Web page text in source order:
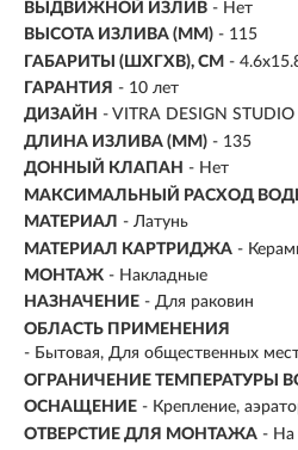
ВЫДВИЖНОЙ ИЗЛИВ - Нет
ВЫСОТА ИЗЛИВА (ММ) - 115
ГАБАРИТЫ (ШХГХВ), СМ -
ГАРАНТИЯ - 10 лет
ДИЗАЙН - VITRA DESIGN STUDIO
ДЛИНА ИЗЛИВА (ММ) - 135
ДОННЫЙ КЛАПАН - Нет
МАКСИМАЛЬНЫЙ РАСХОД
МАТЕРИАЛ - Латунь
МАТЕРИАЛ КАРТРИДЖА -
МОНТАЖ - Накладные
НАЗНАЧЕНИЕ - Для раковин
ОБЛАСТЬ ПРИМЕНЕНИЯ
- Бытовая, Для общественных
ОГРАНИЧЕНИЕ ТЕМПЕРАТУРЫ
ОСНАЩЕНИЕ - Крепление,
ОТВЕРСТИЕ ДЛЯ МОНТАЖА - На